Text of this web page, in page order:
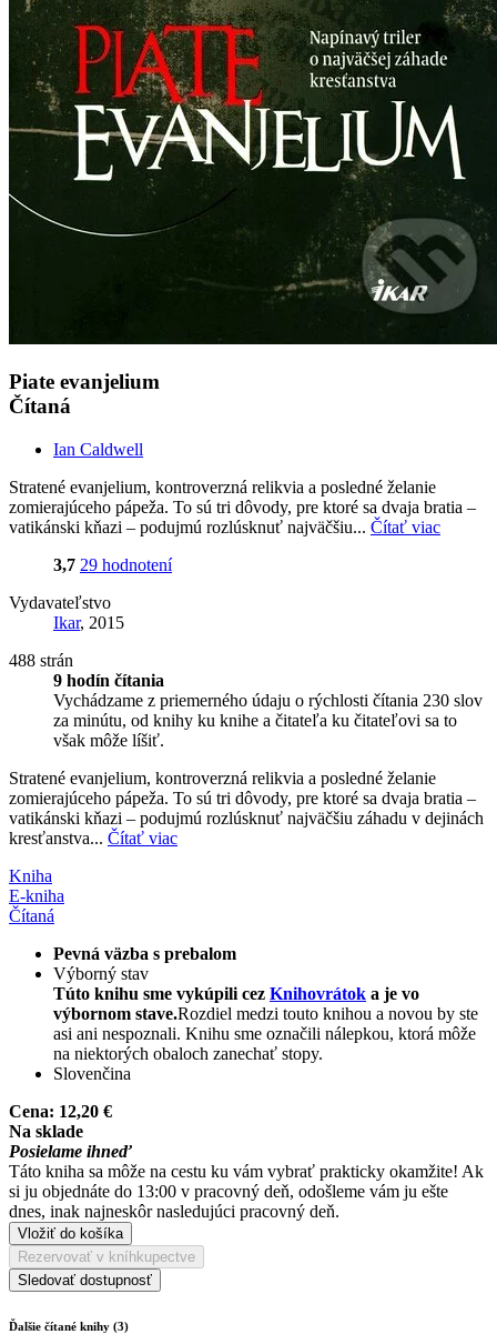
Piate evanjelium
Čítaná
Ian Caldwell
Stratené evanjelium, kontroverzná relikvia a posledné želanie
zomierajúceho pápeža. To sú tri dôvody, pre ktoré sa dvaja bratia –
vatikánski kňazi – podujmú rozlúsknuť najväčšiu... Čítať viac
3,7 29 hodnotení
Vydavateľstvo
Ikar, 2015
488 strán
9 hodín čítania
Vychádzame z priemerného údaju o rýchlosti čítania 230 slov
za minútu, od knihy ku knihe a čitateľa ku čitateľovi sa to
však môže líšiť.
Stratené evanjelium, kontroverzná relikvia a posledné želanie
zomierajúceho pápeža. To sú tri dôvody, pre ktoré sa dvaja bratia –
vatikánski kňazi – podujmú rozlúsknuť najväčšiu záhadu v dejinách
kresťanstva... Čítať viac
Kniha
E-kniha
Čítaná
Pevná väzba s prebalom
Výborný stav
Túto knihu sme vykúpili cez Knihovrátok a je vo
výbornom stave.Rozdiel medzi touto knihou a novou by ste
asi ani nespoznali. Knihu sme označili nálepkou, ktorá môže
na niektorých obaloch zanechať stopy.
Slovenčina
Cena: 12,20 €
Na sklade
Posielame ihneď
Táto kniha sa môže na cestu ku vám vybrať prakticky okamžite! Ak
si ju objednáte do 13:00 v pracovný deň, odošleme vám ju ešte
dnes, inak najneskôr nasledujúci pracovný deň.
Vložiť do košíka
Rezervovať v kníhkupectve
Sledovať dostupnosť
Ďalšie čítané knihy (3)